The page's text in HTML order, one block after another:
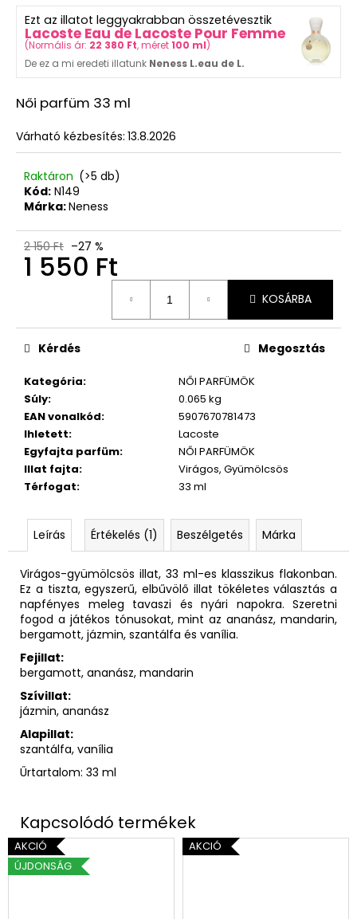
ből
5,0
csillag.
Ezt az illatot leggyakrabban összetévesztik
Lacoste Eau de Lacoste Pour Femme
(Normális ár: 22 380 Ft, méret100 ml)
De ez a mi eredeti illatunk Neness L.eau de L.
Női parfüm 33 ml
Várható kézbesítés: 13.8.2026
Raktáron (>5 db)
Kód: N149
Márka:Neness
2 150 Ft –27 %
1 550 Ft
KOSÁRBA
Kategória:
NŐI PARFÜMÖK
Súly:
0.065 kg
EAN vonalkód:
5907670781473
Ihletett:
Lacoste
Egyfajta parfüm:
NŐI PARFÜMÖK
Illat fajta:
Virágos, Gyümölcsös
Térfogat: 33 ml
Kérdés Megosztás
Leírás Értékelés (1) Beszélgetés Márka
Virágos-gyümölcsös illat, 33 ml-es klasszikus flakonban.
Ez a tiszta, egyszerű, elbűvölő illat tökéletes választás a
napfényes meleg tavaszi és nyári napokra. Szeretni
fogod a játékos tónusokat, mint az ananász, mandarin,
bergamott, jázmin, szantálfa és vanília.
Fejillat:
bergamott, ananász, mandarin
Szívillat:
jázmin, ananász
Alapillat:
szantálfa, vanília
Űrtartalom: 33 ml
AKCIÓ
ÚJDONSÁG
AKCIÓ